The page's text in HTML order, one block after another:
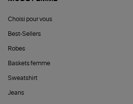
Choisi pour vous
Best-Sellers
Robes
Baskets femme
Sweatshirt
Jeans